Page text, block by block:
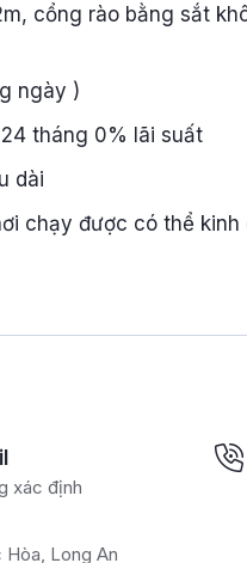
cổng rào bằng sắt
ngày )
tháng 0% lãi suất
dài
chạy được có thể
xác định
Long An